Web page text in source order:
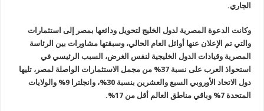
الجاري.
وكانت الدعوة المصرية لدول الخليج لتحويل ودائعها بمصر إلى استثمارات
والتي تم الإعلان عنها أوائل العام الحالي، وسبقتها مشاورات بين الرئاسة
المصرية وقيادات الدول الخليجية لنفس الغرض، السبب الرئيسي في
استحواذ العرب على نسبة 37% من مجمل الاستثمارات الواصلة لمصر، تليها
دول الاتحاد الأوروبي السبع والعشرين بنسبة 30%، وانجلترا 9% والولايات
المتحدة 7% وباقي مناطق العالم أقل من 17%.